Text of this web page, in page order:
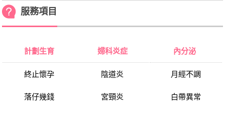
服務項目
計劃生育
終止懷孕
落仔幾錢
婦科炎症
陰道炎
宮頸炎
內分泌
月經不調
白帶異常